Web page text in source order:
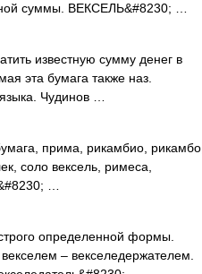
суммы. ВЕКСЕЛЬ&#8230; …
известную сумму денег в
эта бумага также наз.
Чудинов …
прима, рикамбио, рикамбо,
соло вексель, римеса,
…
определенной формы.
– векселедержателем.